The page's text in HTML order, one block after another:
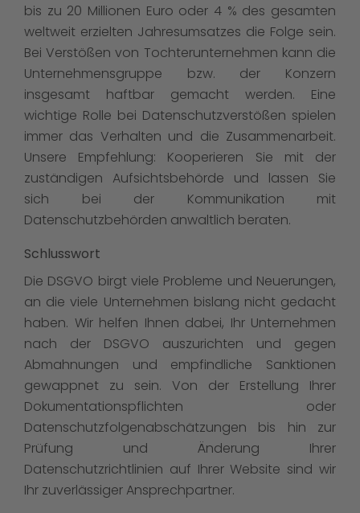
bis zu 20 Millionen Euro oder 4 % des gesamten
weltweit erzielten Jahresumsatzes die Folge sein.
Bei Verstößen von Tochterunternehmen kann die
Unternehmensgruppe bzw. der Konzern
insgesamt haftbar gemacht werden. Eine
wichtige Rolle bei Datenschutzverstößen spielen
immer das Verhalten und die Zusammenarbeit.
Unsere Empfehlung: Kooperieren Sie mit der
zuständigen Aufsichtsbehörde und lassen Sie
sich bei der Kommunikation mit
Datenschutzbehörden anwaltlich beraten.
Schlusswort
Die DSGVO birgt viele Probleme und Neuerungen,
an die viele Unternehmen bislang nicht gedacht
haben. Wir helfen Ihnen dabei, Ihr Unternehmen
nach der DSGVO auszurichten und gegen
Abmahnungen und empfindliche Sanktionen
gewappnet zu sein. Von der Erstellung Ihrer
Dokumentationspflichten oder
Datenschutzfolgenabschätzungen bis hin zur
Prüfung und Änderung Ihrer
Datenschutzrichtlinien auf Ihrer Website sind wir
Ihr zuverlässiger Ansprechpartner.